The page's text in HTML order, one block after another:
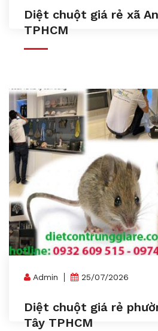
Diệt chuột giá rẻ xã
TPHCM
Admin 25/07/2026
Diệt chuột giá rẻ
Tây TPHCM